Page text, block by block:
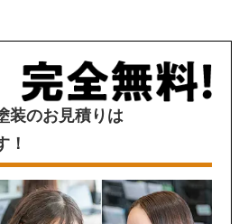
装のお見積りは
！